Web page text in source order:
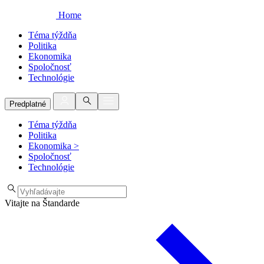
Home
Téma týždňa
Politika
Ekonomika
Spoločnosť
Technológie
Predplatné
Téma týždňa
Politika
Ekonomika >
Spoločnosť
Technológie
Vitajte na Štandarde